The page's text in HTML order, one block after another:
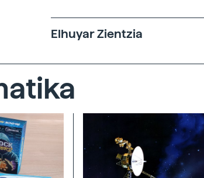
Elhuyar Zientzia